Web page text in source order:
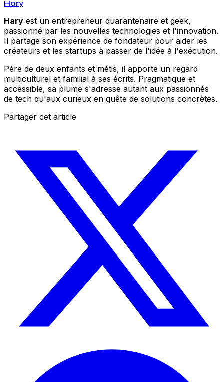
Hary
Hary est un entrepreneur quarantenaire et geek,
passionné par les nouvelles technologies et l'innovation.
Il partage son expérience de fondateur pour aider les
créateurs et les startups à passer de l'idée à l'exécution.
Père de deux enfants et métis, il apporte un regard
multiculturel et familial à ses écrits. Pragmatique et
accessible, sa plume s'adresse autant aux passionnés
de tech qu'aux curieux en quête de solutions concrètes.
Partager cet article